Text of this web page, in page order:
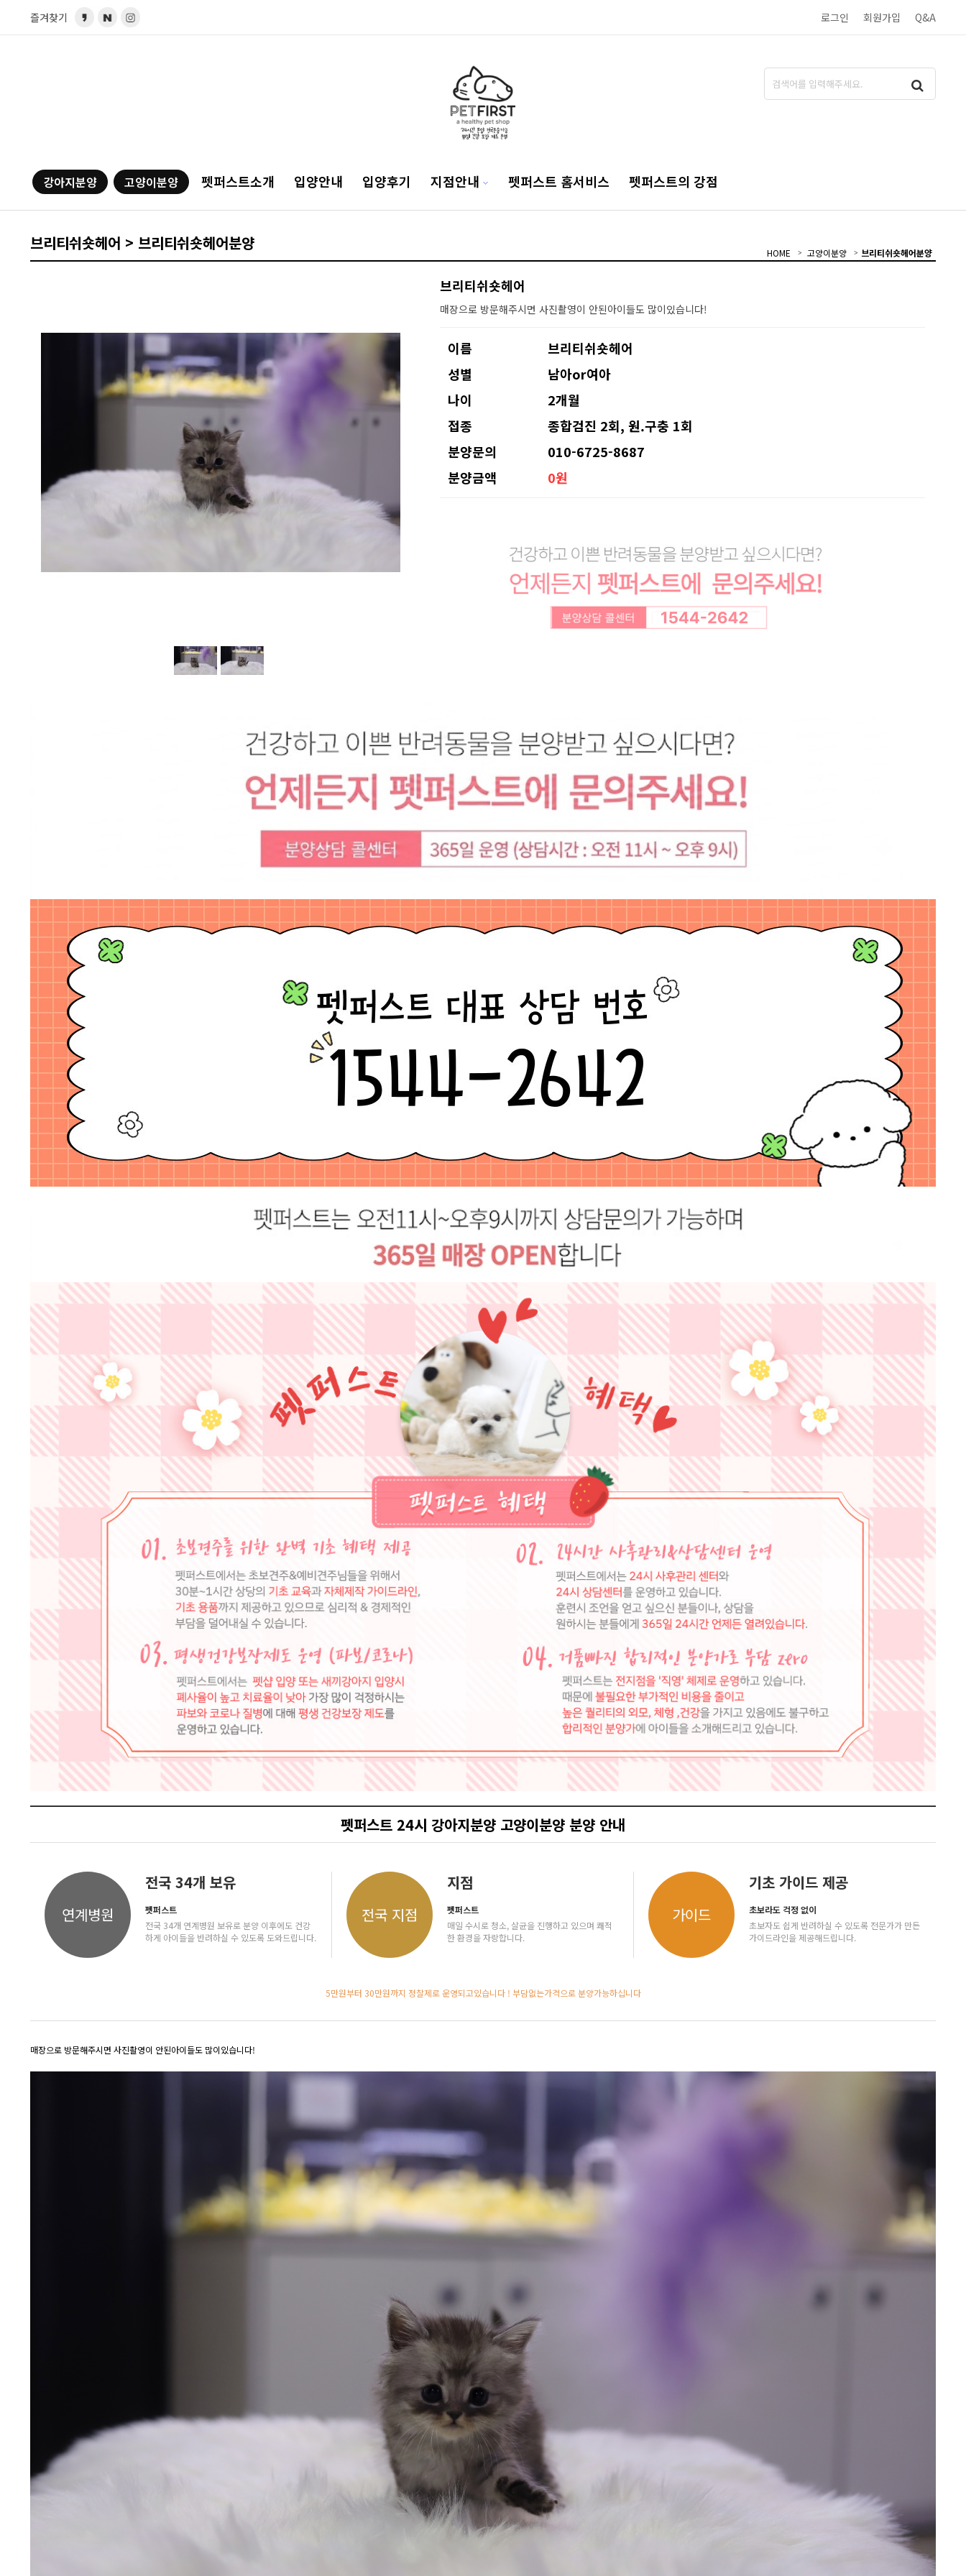
즐겨찾기 로그인 회원가입 Q&A
강아지분양 고양이분양 펫퍼스트소개 입양안내 입양후기 지점안내 펫퍼스트 홈서비스 펫퍼스트의 강점
브리티쉬숏헤어 > 브리티쉬숏헤어분양 HOME 고양이분양 브리티쉬숏헤어분양
브리티쉬숏헤어
매장으로 방문해주시면 사진촬영이 안된아이들도 많이있습니다!
이름
브리티쉬숏헤어
성별
남아or여아
나이
2개월
접종
종합검진 2회, 원.구충 1회
분양문의
010-6725-8687
분양금액
0원
펫퍼스트 24시 강아지분양 고양이분양 분양 안내
연계병원
전국 34개 보유
펫퍼스트
전국 34개 연계병원 보유로 분양 이후에도 건강
하게 아이들을 반려하실 수 있도록 도와드립니다.
전국 지점
지점
펫퍼스트
매일 수시로 청소, 살균을 진행하고 있으며 쾌적
한 환경을 자랑합니다.
가이드
기초 가이드 제공
초보라도 걱정 없이
초보자도 쉽게 반려하실 수 있도록 전문가가 만든
가이드라인을 제공해드립니다.
5만원부터 30만원까지 정찰제로 운영되고있습니다 ! 부담없는가격으로 분양가능하십니다
매장으로 방문해주시면 사진촬영이 안된아이들도 많이있습니다!